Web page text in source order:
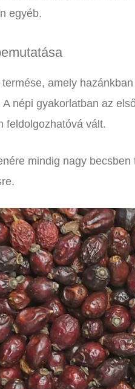
egyéb.
amely
népi gyakorlatban az
feldolgozhatóvá vált.
mindig nagy